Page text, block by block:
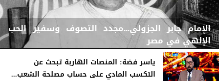
الإمام جابر الجزولي...مجدد التصوف وسفير الحب
الإلهي في مصر
ياسر فضة: المنصات الهاربة تبحث عن
التكسب المادي على حساب مصلحة الشعب...